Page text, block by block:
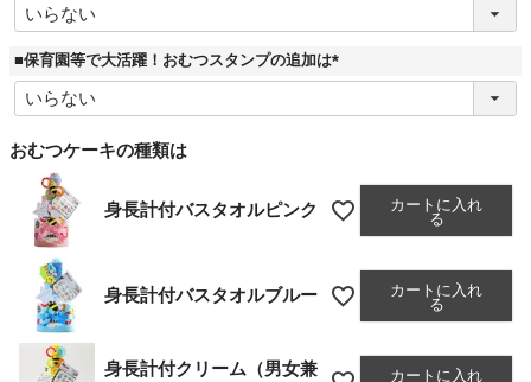
須
■保育園等で大活躍！おむつスタンプの追加は
(
須
おむつケーキの種類は
身長計付バスタオルピンク
カートに入れ
る
身長計付バスタオルブルー
カートに入れ
る
身長計付クリーム（男女兼
カートに入れ